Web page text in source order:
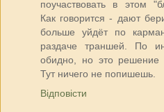
поучаствовать в этом
Как говорится - дают
больше уйдёт по
раздаче траншей. По
обидно, но это решение
Тут ничего не попишешь.
Відповісти